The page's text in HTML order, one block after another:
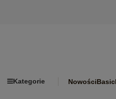
Kategorie NowościBasic